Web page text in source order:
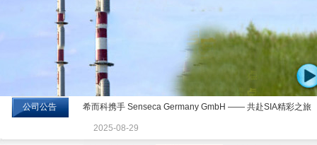
希而科工业控制设备有限公司
公司公告 希而科携手 Senseca Germany GmbH —— 共赴SIA精彩之旅
2025-08-29